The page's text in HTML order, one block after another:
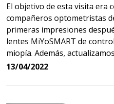
El objetivo de esta visita era
compañeros optometristas
primeras impresiones
lentes MiYoSMART de
miopía. Además,
13/04/2022